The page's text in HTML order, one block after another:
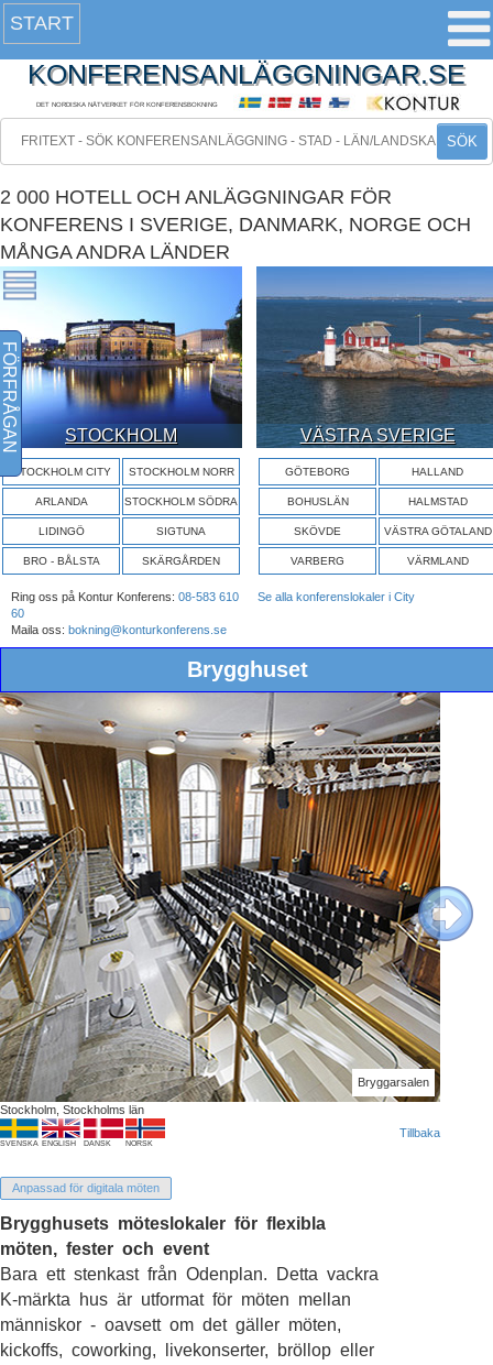
START
KONFERENSANLÄGGNINGAR.SE
DET NORDISKA NÄTVERKET FÖR KONFERENSBOKNING
SÖK
2 000 HOTELL OCH ANLÄGGNINGAR FÖR
KONFERENS I SVERIGE, DANMARK, NORGE OCH
MÅNGA ANDRA LÄNDER
STOCKHOLM
STOCKHOLM CITY STOCKHOLM NORR
ARLANDA STOCKHOLM SÖDRA
LIDINGÖ SIGTUNA
BRO - BÅLSTA SKÄRGÅRDEN
VÄSTRA SVERIGE
GÖTEBORG HALLAND
BOHUSLÄN HALMSTAD
SKÖVDE VÄSTRA GÖTALAND
VARBERG VÄRMLAND
Ring oss på Kontur Konferens: 08-583 610
60
Maila oss: bokning@konturkonferens.se
Se alla konferenslokaler i City
Brygghuset
Bryggarsalen
Next
Stockholm, Stockholms län
SVENSKA ENGLISH DANSK NORSK
Tillbaka
Anpassad för digitala möten
Brygghusets möteslokaler för flexibla
möten, fester och event
Bara ett stenkast från Odenplan. Detta vackra
K-märkta hus är utformat för möten mellan
människor - oavsett om det gäller möten,
kickoffs, coworking, livekonserter, bröllop eller
FÖRFRÅGAN